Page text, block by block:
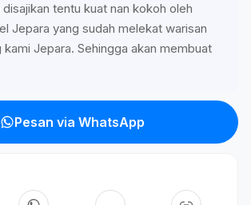
tentu kuat nan kokoh oleh
Jepara yang sudah melekat warisan
Jepara. Sehingga akan membuat
Pesan via WhatsApp